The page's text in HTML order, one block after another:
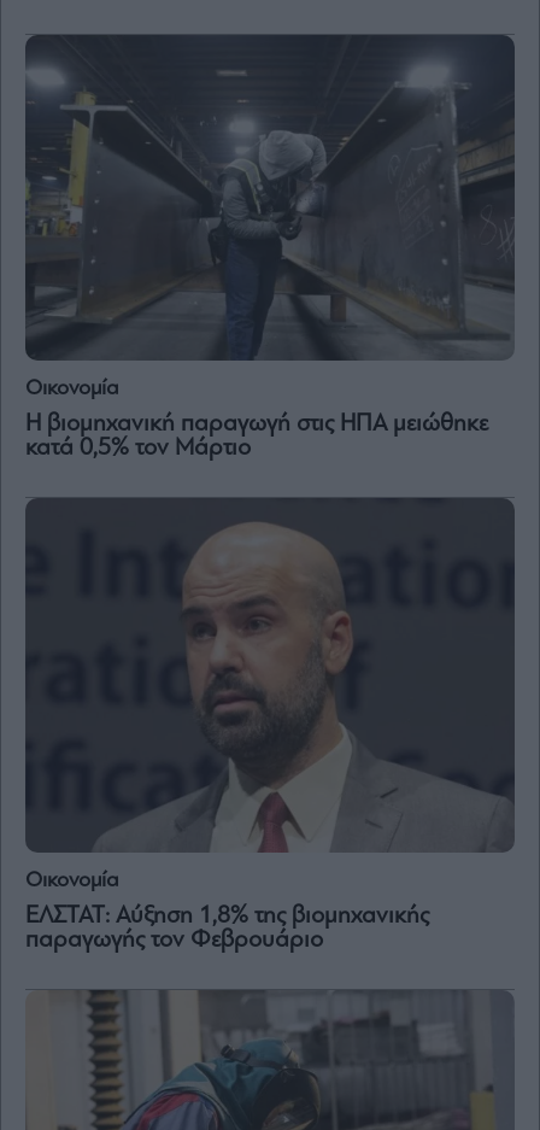
of
apply.
Οικονομία
Η βιομηχανική παραγωγή στις ΗΠΑ μειώθηκε
κατά 0,5% τον Μάρτιο
Οικονομία
ΕΛΣΤΑΤ: Αύξηση 1,8% της βιομηχανικής
παραγωγής τον Φεβρουάριο